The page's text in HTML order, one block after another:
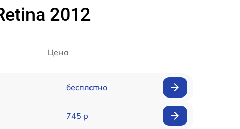
2012
Цена
бесплатно
745 р